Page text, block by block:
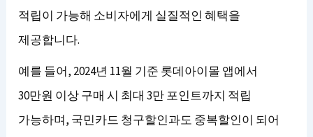
적립이 가능해 소비자에게 실질적인 혜택을
제공합니다.
예를 들어, 2024년 11월 기준 롯데아이몰 앱에서
30만원 이상 구매 시 최대 3만 포인트까지 적립
가능하며, 국민카드 청구할인과도 중복할인이 되어